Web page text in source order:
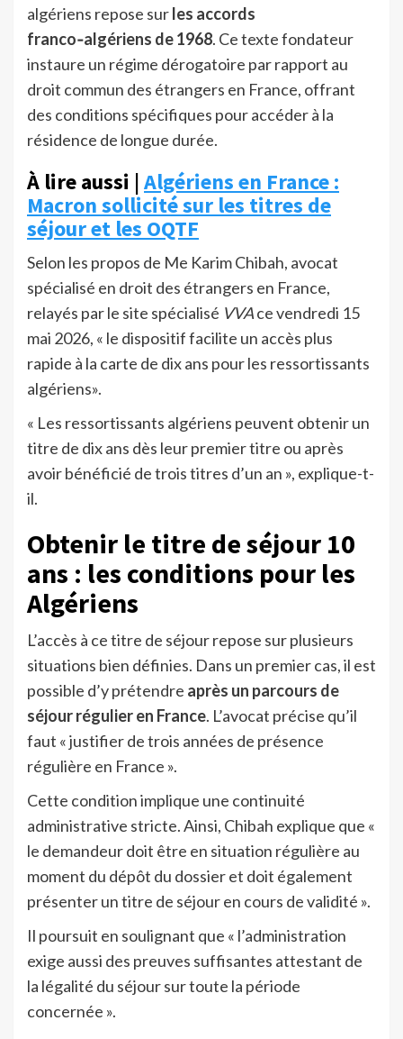
algériens repose surles accords
franco‑algériens de 1968. Ce texte fondateur
instaure un régime dérogatoire par rapport au
droit commun des étrangers en France, offrant
des conditions spécifiques pour accéder à la
résidence de longue durée.
À lire aussi |Algériens en France :
Macron sollicité sur les titres de
séjour et les OQTF
Selon les propos de Me Karim Chibah, avocat
spécialisé en droit des étrangers en France,
relayés par le site spécialisé VVAce vendredi 15
mai 2026, « le dispositif facilite un accès plus
rapide à la carte de dix ans pour les ressortissants
algériens».
« Les ressortissants algériens peuvent obtenir un
titre de dix ans dès leur premier titre ou après
avoir bénéficié de trois titres d’un an », explique-t-
il.
Obtenir le titre de séjour 10
ans : les conditions pour les
Algériens
L’accès à ce titre de séjour repose sur plusieurs
situations bien définies. Dans un premier cas, il est
possible d’y prétendre après un parcours de
séjour régulier en France. L’avocat précise qu’il
faut « justifier de trois années de présence
régulière en France ».
Cette condition implique une continuité
administrative stricte. Ainsi, Chibah explique que «
le demandeur doit être en situation régulière au
moment du dépôt du dossier et doit également
présenter un titre de séjour en cours de validité ».
Il poursuit en soulignant que « l’administration
exige aussi des preuves suffisantes attestant de
la légalité du séjour sur toute la période
concernée ».